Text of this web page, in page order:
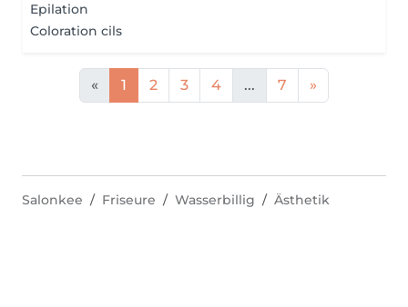
Epilation
Coloration cils
« 1 2 3 4 ... 7 »
Salonkee Friseure Wasserbillig Ästhetik